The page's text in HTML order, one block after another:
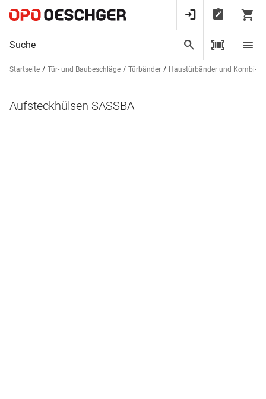
Startseite Tür- und Baubeschläge Türbänder Haustürbänder und Kombi-
Aufsteckhülsen SASSBA